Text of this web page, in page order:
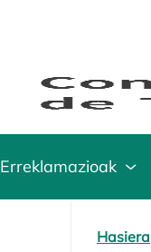
Erreklamazioak
Hasiera